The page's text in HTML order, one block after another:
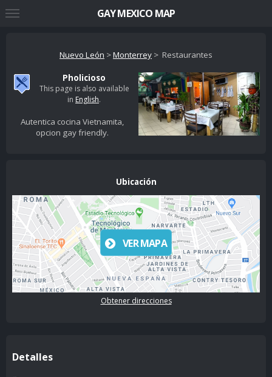
Nuevo León >Monterrey > Restaurantes
Pholicioso
This page is also available
in English.
Autentica cocina Vietnamita,
opcion gay friendly.
Ubicación
VER MAPA
Obtener direcciones
Detalles
GAY MEXICO MAP